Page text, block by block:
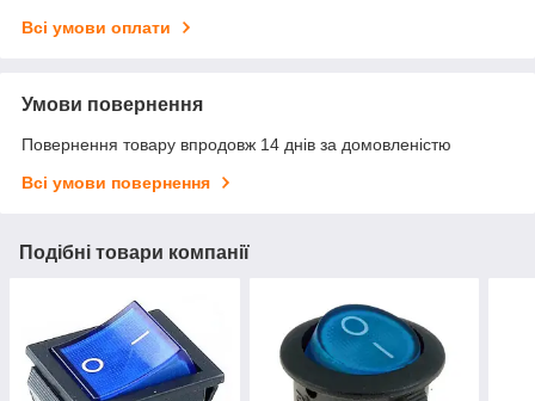
Всі умови оплати
Умови повернення
Повернення товару впродовж 14 днів за домовленістю
Всі умови повернення
Подібні товари компанії